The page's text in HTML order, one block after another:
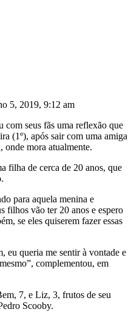
5, 2019, 9:12 am
seus fãs uma reflexão que
(1º), após sair com uma amiga
onde mora atualmente.
filha de cerca de 20 anos, que
para aquela menina e
filhos vão ter 20 anos e espero
se eles quiserem fazer essas
eu queria me sentir à vontade e
complementou, em
7, e Liz, 3, frutos de seu
Scooby.